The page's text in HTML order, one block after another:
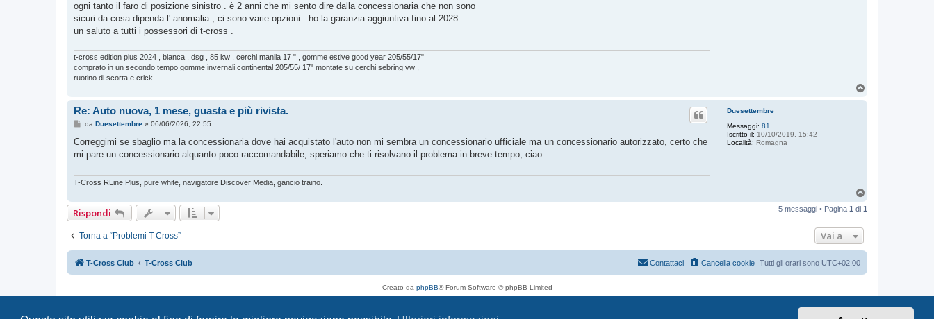
ogni tanto il faro di posizione sinistro . è 2 anni che mi sento dire dalla concessionaria che non sono
sicuri da cosa dipenda l' anomalia , ci sono varie opzioni . ho la garanzia aggiuntiva fino al 2028 .
un saluto a tutti i possessori di t-cross .
t-cross edition plus 2024 , bianca , dsg , 85 kw , cerchi manila 17 " , gomme estive good year 205/55/17"
comprato in un secondo tempo gomme invernali continental 205/55/ 17" montate su cerchi sebring vw ,
ruotino di scorta e crick .
Duesettembre
Messaggi: 81
Iscritto il: 10/10/2019, 15:42
Località: Romagna
Re: Auto nuova, 1 mese, guasta e più rivista.
M
s
a
i
da Duesettembre» 06/06/2026, 22:55
Correggimi se sbaglio ma la concessionaria dove hai acquistato l'auto non mi sembra un concessionario ufficiale ma un concessionario autorizzato, certo che
mi pare un concessionario alquanto poco raccomandabile, speriamo che ti risolvano il problema in breve tempo, ciao.
T-Cross RLine Plus, pure white, navigatore Discover Media, gancio traino.
p
Rispondi 5 messaggi • Pagina 1 di 1
Torna a “Problemi T-Cross” Vai a
T-Cross Club T-Cross Club Tutti gli orari sono UTC+02:00
Cancella cookie
Contattaci
Creato da phpBB® Forum Software © phpBB Limited